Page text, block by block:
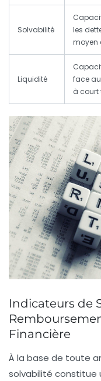
Solvabilité
les
moyen
Liquidité
face
à court
Indicateurs de
Financière
À la base de toute
solvabilité constitue